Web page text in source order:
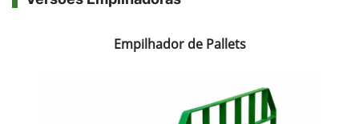
Empilhador de Pallets